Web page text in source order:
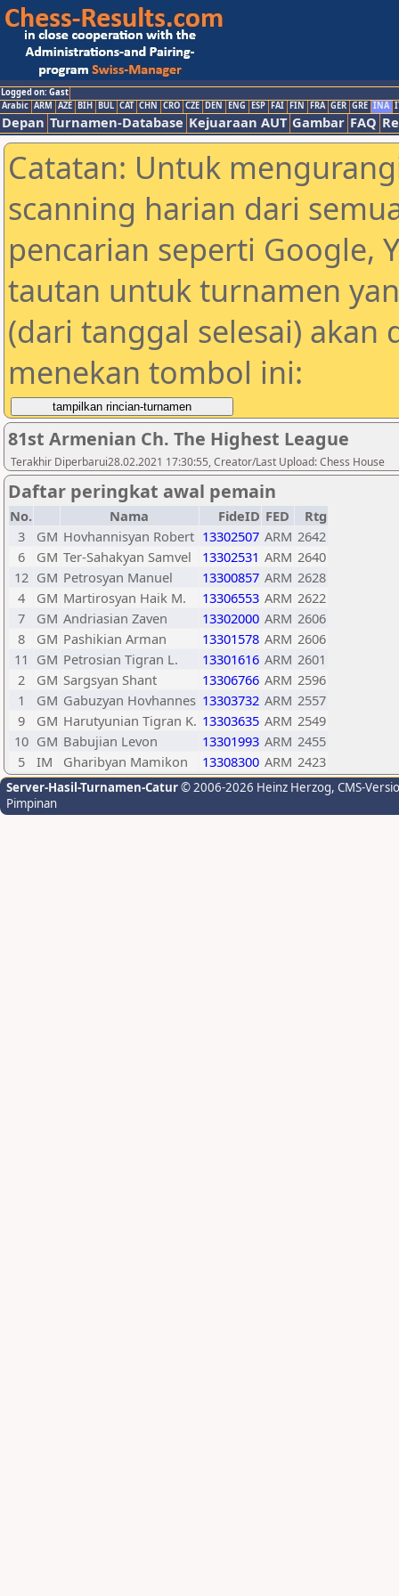
Logged on: Gast
Arabic ARM AZE BIH BUL CAT CHN CRO CZE DEN ENG ESP FAI FIN FRA GER GRE INA
Depan Turnamen-Database Kejuaraan AUT Gambar FAQ
Catatan: Untuk
scanning harian dari
pencarian seperti Google,
tautan untuk turnamen
(dari tanggal selesai) akan
menekan tombol ini:
81st Armenian Ch. The Highest League
Terakhir Diperbarui28.02.2021 17:30:55, Creator/Last Upload: Chess House
Daftar peringkat awal pemain
No. Nama FideID FED
Rtg
3
GM Hovhannisyan Robert 13302507 ARM 2642
6
GM Ter-Sahakyan Samvel 13302531 ARM 2640
12 GM Petrosyan Manuel 13300857 ARM 2628
4
GM Martirosyan Haik M. 13306553 ARM 2622
7
GM Andriasian Zaven 13302000 ARM 2606
8
GM Pashikian Arman 13301578 ARM 2606
11 GM Petrosian Tigran L. 13301616 ARM 2601
2
GM Sargsyan Shant 13306766 ARM 2596
1
GM Gabuzyan Hovhannes 13303732 ARM 2557
9
GM Harutyunian Tigran K. 13303635 ARM 2549
10 GM Babujian Levon 13301993 ARM 2455
5
IM Gharibyan Mamikon 13308300 ARM 2423
Server-Hasil-Turnamen-Catur© 2006-2026 Heinz Herzog, CMS-
Pimpinan